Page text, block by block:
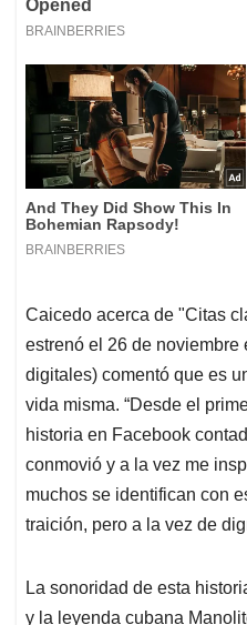
Caicedo acerca de "Citas
estrenó el 26 de noviembre
digitales) comentó que es
vida misma. “Desde el
historia en Facebook
conmovió y a la vez me
muchos se identifican con
traición, pero a la vez de
La sonoridad de esta
y la leyenda cubana